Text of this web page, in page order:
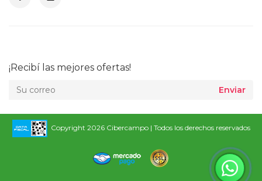
¡Recibí las mejores ofertas!
Enviar
Copyright 2026 Cibercampo | Todos los derechos reservados